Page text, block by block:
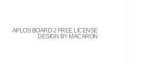
APLOS BOARD 2 FREE LICENSE
DESIGN BY MACARON